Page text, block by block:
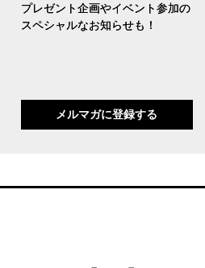
プレゼント企画やイベント参加の
スペシャルなお知らせも！
メルマガに登録する